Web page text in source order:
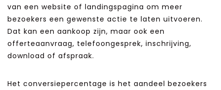
van een website of landingspagina om meer
bezoekers een gewenste actie te laten uitvoeren.
Dat kan een aankoop zijn, maar ook een
offerteaanvraag, telefoongesprek, inschrijving,
download of afspraak.
Het conversiepercentage is het aandeel bezoekers